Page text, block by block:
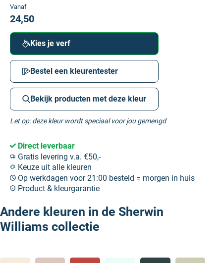
Vanaf
24,50
Kies je verf
Bestel een kleurentester
Bekijk producten met deze kleur
Let op: deze kleur wordt speciaal voor jou gemengd
Direct leverbaar
Gratis levering v.a. €50,-
Keuze uit alle kleuren
Op werkdagen voor 21:00 besteld = morgen in huis
Product & kleurgarantie
Andere kleuren in de Sherwin
Williams collectie